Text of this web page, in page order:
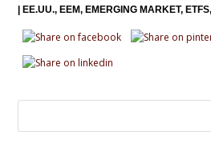
EE.UU. EEM EMERGING MARKET ETFS